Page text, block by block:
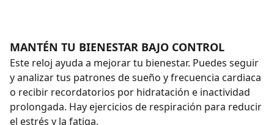
MANTÉN TU BIENESTAR BAJO CONTROL
Este reloj ayuda a mejorar tu bienestar. Puedes seguir
y analizar tus patrones de sueño y frecuencia cardiaca
o recibir recordatorios por hidratación e inactividad
prolongada. Hay ejercicios de respiración para reducir
el estrés y la fatiga.